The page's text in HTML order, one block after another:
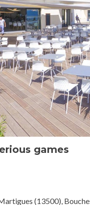
games
(13500),